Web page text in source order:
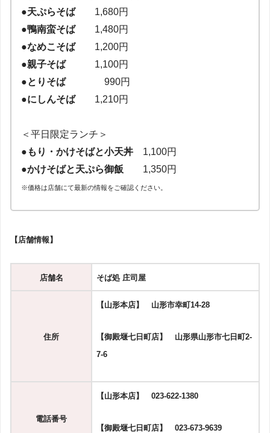
●天ぷらそば
1,680円
●鴨南蛮そば1,480円
●なめこそば1,200円
●親子そば1,100円
●とりそば990円
●にしんそば1,210円
＜平日限定ランチ＞
●もり・かけそばと小天丼 1,100円
●かけそばと天ぷら御飯
1,350円
※価格は店舗にて最新の情報をご確認ください。
【店舗情報】
店舗名 そば処 庄司屋
住所
【山形本店】 山形市幸町14-28
【御殿堰七日町店】 山形県山形市七日町2-
7-6
電話番号
【山形本店】 023-622-1380
【御殿堰七日町店】 023-673-9639